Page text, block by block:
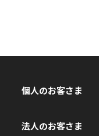
個人のお客さま
法人のお客さま